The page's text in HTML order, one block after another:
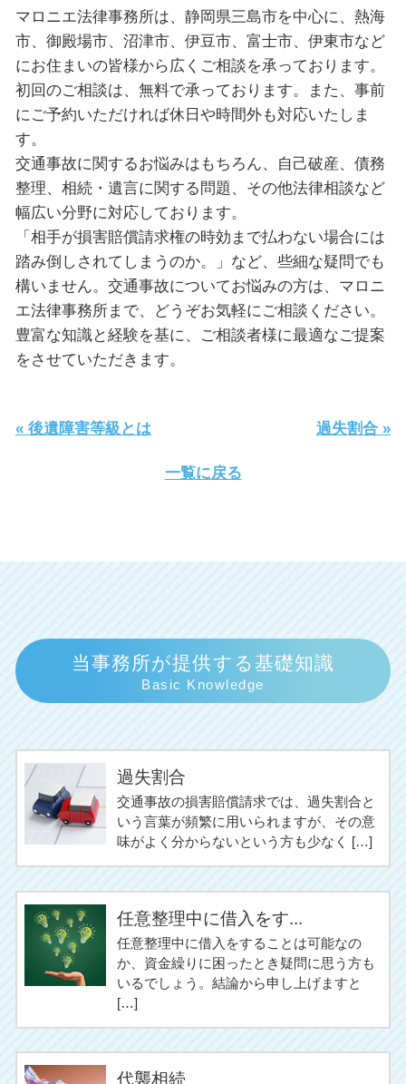
マロニエ法律事務所は、静岡県三島市を中心に、熱海
市、御殿場市、沼津市、伊豆市、富士市、伊東市など
にお住まいの皆様から広くご相談を承っております。
初回のご相談は、無料で承っております。また、事前
にご予約いただければ休日や時間外も対応いたしま
す。
交通事故に関するお悩みはもちろん、自己破産、債務
整理、相続・遺言に関する問題、その他法律相談など
幅広い分野に対応しております。
「相手が損害賠償請求権の時効まで払わない場合には
踏み倒しされてしまうのか。」など、些細な疑問でも
構いません。交通事故についてお悩みの方は、マロニ
エ法律事務所まで、どうぞお気軽にご相談ください。
豊富な知識と経験を基に、ご相談者様に最適なご提案
をさせていただきます。
« 後遺障害等級とは 過失割合 »
一覧に戻る
当事務所が提供する基礎知識
Basic Knowledge
過失割合
交通事故の損害賠償請求では、過失割合と
いう言葉が頻繁に用いられますが、その意
味がよく分からないという方も少なく […]
任意整理中に借入をす...
任意整理中に借入をすることは可能なの
か、資金繰りに困ったとき疑問に思う方も
いるでしょう。結論から申し上げますと
[…]
代襲相続